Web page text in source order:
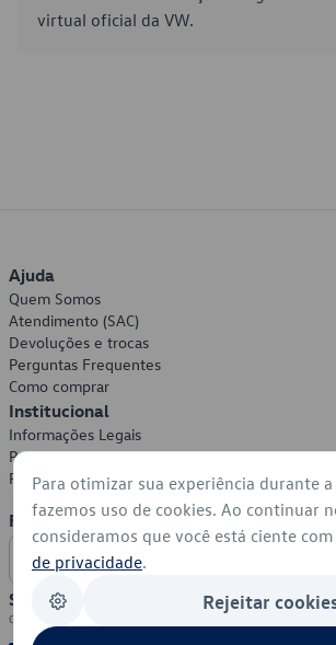
virtual oficial da VW.
Ajuda
Quem Somos
Atendimento (SAC)
Devoluções e trocas
Perguntas Frequentes
Como comprar
Institucional
Informações Legais
Política de Privacidade
Política de Cookies
Formas de Pagamento
Segurança
Para otimizar sua experiência durante a
fazemos uso de cookies. Ao continuar
consideramos que você está ciente com
de privacidade.
Rejeitar